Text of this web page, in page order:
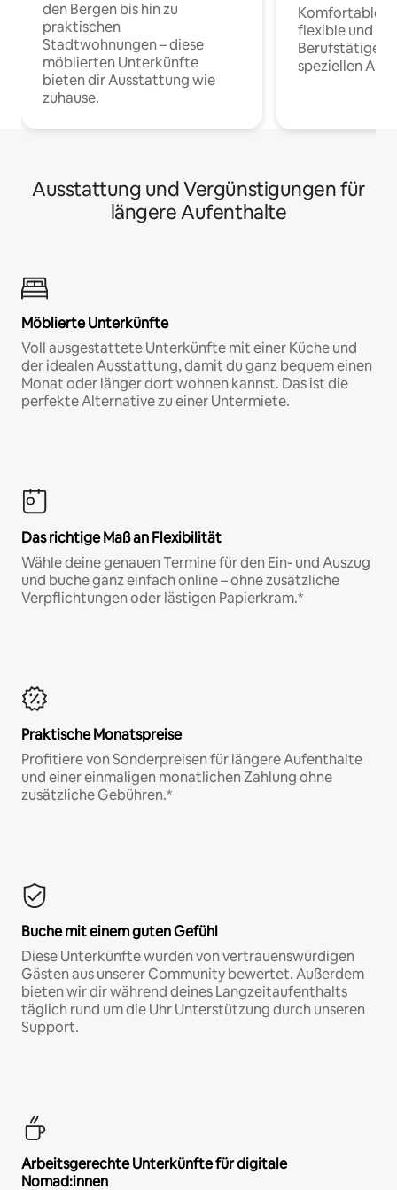
den Bergen bis hin zu
praktischen
Stadtwohnungen – diese
möblierten Unterkünfte
bieten dir Ausstattung wie
zuhause.
Komfortable
flexible und
Berufstätige
speziellen
Ausstattung und Vergünstigungen für
längere Aufenthalte
Möblierte Unterkünfte
Voll ausgestattete Unterkünfte mit einer Küche und
der idealen Ausstattung, damit du ganz bequem einen
Monat oder länger dort wohnen kannst. Das ist die
perfekte Alternative zu einer Untermiete.
Das richtige Maß an Flexibilität
Wähle deine genauen Termine für den Ein- und Auszug
und buche ganz einfach online – ohne zusätzliche
Verpflichtungen oder lästigen Papierkram.*
Praktische Monatspreise
Profitiere von Sonderpreisen für längere Aufenthalte
und einer einmaligen monatlichen Zahlung ohne
zusätzliche Gebühren.*
Buche mit einem guten Gefühl
Diese Unterkünfte wurden von vertrauenswürdigen
Gästen aus unserer Community bewertet. Außerdem
bieten wir dir während deines Langzeitaufenthalts
täglich rund um die Uhr Unterstützung durch unseren
Support.
Arbeitsgerechte Unterkünfte für digitale
Nomad:innen